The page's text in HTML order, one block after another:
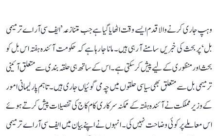
وہپ جاری کرنے والا قدم ایسے وقت اٹھایا گیا ہے جب متنازعہ ’ایف سی آر اے ترمیمی
بل‘ پر بحث کی خبریں سامنے آ رہی ہیں۔ مانا جا رہا ہے کہ حکومت آئندہ ہفتہ اس بل کو
بحث اور منظوری کے لیے پیش کر سکتی ہے۔ اس کے ساتھ ہی حلقہ بندی سے متعلق آئینی
ترمیمی بل سے متعلق بھی سیاسی حلقوں میں چہ می گوئیاں جاری ہیں۔ تاہم پارلیمانی امور
کے وزیر مملکت نے آئندہ ہفتہ کے ممکنہ سرکاری کام کاج کی تفصیلات پیش کرتے ہوئے
اس معاملے پر کوئی وضاحت نہیں کی۔ انہوں نے اپنے بیان میں ایف سی آر اے ترمیمی